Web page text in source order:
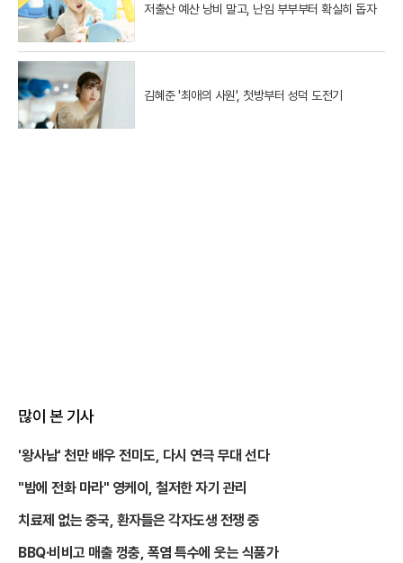
저출산 예산 낭비 말고, 난임 부부부터 확실히 돕자
김혜준 '최애의 사원', 첫방부터 성덕 도전기
많이 본 기사
'왕사남' 천만 배우 전미도, 다시 연극 무대 선다
"밤에 전화 마라" 영케이, 철저한 자기 관리
치료제 없는 중국, 환자들은 각자도생 전쟁 중
BBQ·비비고 매출 껑충, 폭염 특수에 웃는 식품가